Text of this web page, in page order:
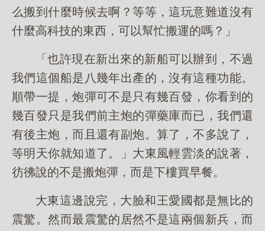
么搬到什麼時候去啊？等等，這玩意難道沒有
什麼高科技的東西，可以幫忙搬運的嗎？」
「也許現在新出來的新船可以辦到，不過
我們這個船是八幾年出產的，沒有這種功能。
順帶一提，炮彈可不是只有幾百發，你看到的
幾百發只是我們前主炮的彈藥庫而已，我們還
有後主炮，而且還有副炮。算了，不多說了，
等明天你就知道了。」大東風輕雲淡的說著，
彷彿說的不是搬炮彈，而是下樓買早餐。
大東這邊說完，大臉和王愛國都是無比的
震驚。然而最震驚的居然不是這兩個新兵，而